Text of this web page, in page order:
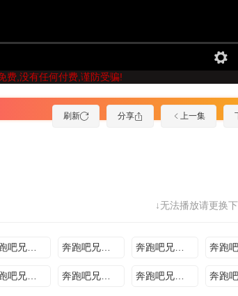
费,没有任何付费,谨防受骗!
刷新 分享 上一集
↓无法播放请更换
奔跑吧兄弟三季2015.11.27 奔跑吧兄弟三季2015.12.01 奔跑吧兄弟三季2015.12.11
奔跑吧兄弟三季2016.02.08 奔跑吧兄弟三季2016.02.09 奔跑吧兄弟三季2016.02.10